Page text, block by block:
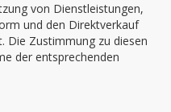
von Dienstleistungen,
und den Direktverkauf
Die Zustimmung zu diesen
der entsprechenden